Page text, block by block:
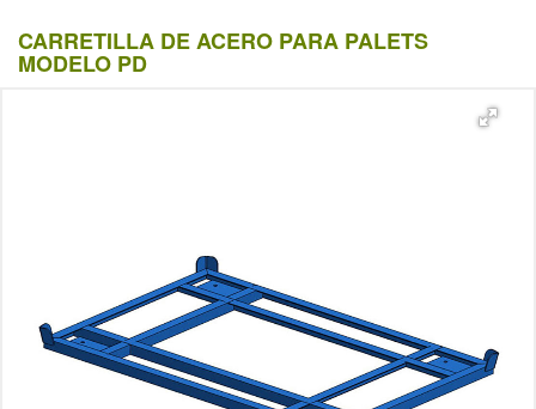
CARRETILLA DE ACERO PARA PALETS
MODELO PD